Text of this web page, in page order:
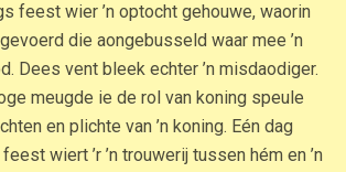
feest wier ’n optocht gehouwe, waorin
die aongebusseld waar mee ’n
Dees vent bleek echter ’n misdaodiger.
meugde ie de rol van koning speule
en plichte van ’n koning. Eén dag
feest wiert ’r ’n trouwerij tussen hém en ’n